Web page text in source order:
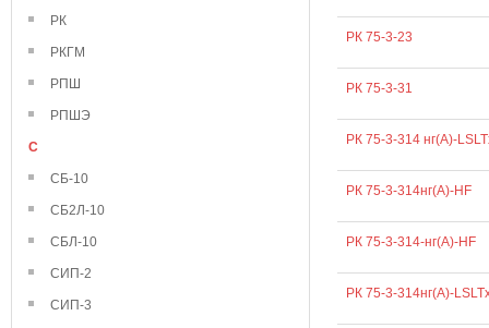
РК
РКГМ
РПШ
РПШЭ
С
СБ-10
СБ2Л-10
СБЛ-10
СИП-2
СИП-3
РК 75-3-23
РК 75-3-31
РК 75-3-314 нг(А)-
РК 75-3-314нг(А)-HF
РК 75-3-314-нг(А)-HF
РК 75-3-314нг(А)-